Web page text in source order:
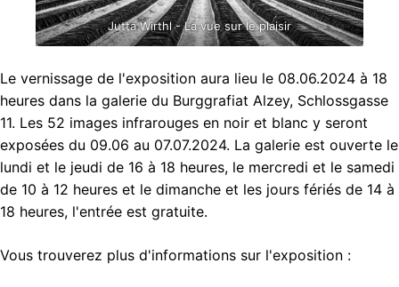
Jutta Wirthl - La vue sur le plaisir
Le vernissage de l'exposition aura lieu le 08.06.2024 à 18
heures dans la galerie du Burggrafiat Alzey, Schlossgasse
11. Les 52 images infrarouges en noir et blanc y seront
exposées du 09.06 au 07.07.2024. La galerie est ouverte le
lundi et le jeudi de 16 à 18 heures, le mercredi et le samedi
de 10 à 12 heures et le dimanche et les jours fériés de 14 à
18 heures, l'entrée est gratuite.
Vous trouverez plus d'informations sur l'exposition :